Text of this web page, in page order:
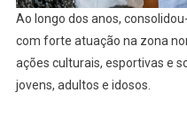
Ao longo dos anos,
com forte atuação na zona
ações culturais, esportivas e
jovens, adultos e idosos.